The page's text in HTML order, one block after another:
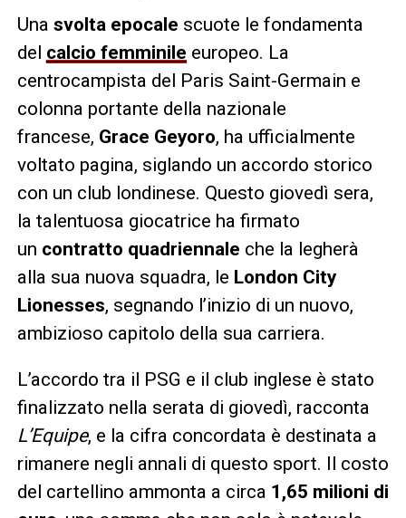
Una svolta epocale scuote le fondamenta
del calcio femminile europeo. La
centrocampista del Paris Saint-Germain e
colonna portante della nazionale
francese, Grace Geyoro, ha ufficialmente
voltato pagina, siglando un accordo storico
con un club londinese. Questo giovedì sera,
la talentuosa giocatrice ha firmato
un contratto quadriennale che la legherà
alla sua nuova squadra, le London City
Lionesses, segnando l’inizio di un nuovo,
ambizioso capitolo della sua carriera.
L’accordo tra il PSG e il club inglese è stato
finalizzato nella serata di giovedì, racconta
L’Equipe, e la cifra concordata è destinata a
rimanere negli annali di questo sport. Il costo
del cartellino ammonta a circa 1,65 milioni di